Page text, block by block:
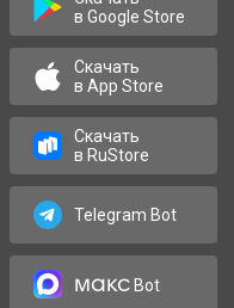
в Google Store
Скачать
в App Store
Скачать
в RuStore
Telegram Bot
максBot